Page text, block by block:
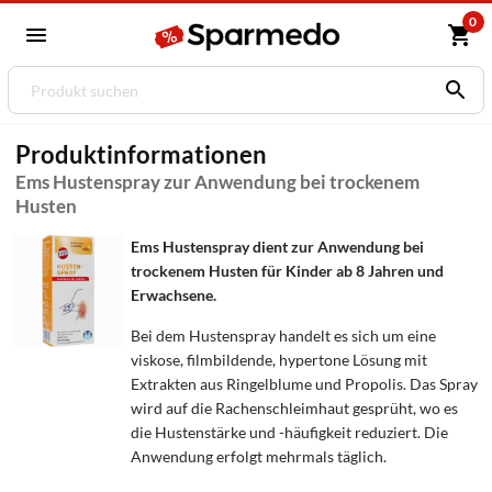
0
Produktinformationen
Ems Hustenspray zur Anwendung bei trockenem
Husten
Ems Hustenspray dient zur Anwendung bei
trockenem Husten für Kinder ab 8 Jahren und
Erwachsene.
Bei dem Hustenspray handelt es sich um eine
viskose, filmbildende, hypertone Lösung mit
Extrakten aus Ringelblume und Propolis. Das Spray
wird auf die Rachenschleimhaut gesprüht, wo es
die Hustenstärke und -häufigkeit reduziert. Die
Anwendung erfolgt mehrmals täglich.